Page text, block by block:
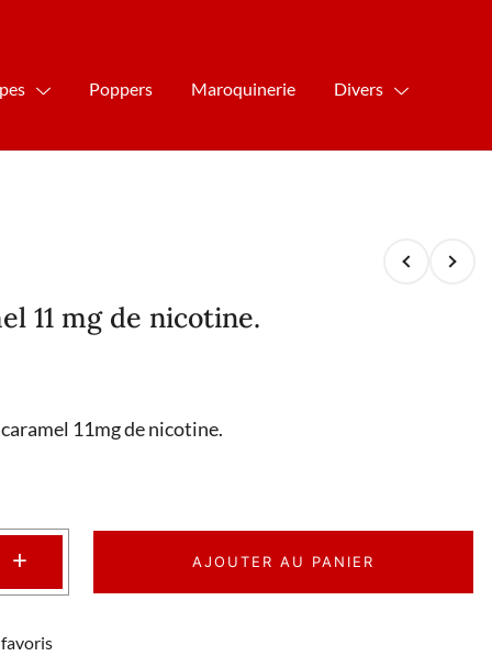
Poppers Maroquinerie Divers
11 mg de nicotine.
11mg de nicotine.
+ AJOUTER AU PANIER